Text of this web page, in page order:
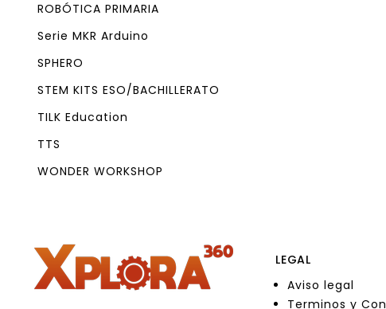
ROBÓTICA PRIMARIA
Serie MKR Arduino
SPHERO
STEM KITS ESO/BACHILLERATO
TILK Education
TTS
WONDER WORKSHOP
LEGAL
Aviso legal
Terminos y